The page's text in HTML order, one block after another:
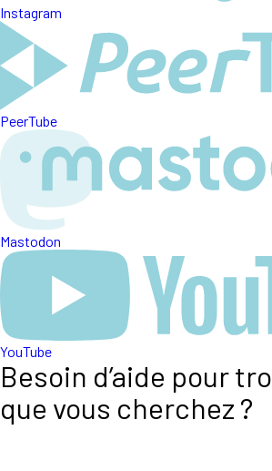
Instagram
PeerTube
Mastodon
YouTube
Besoin d’aide pour
que vous cherchez ?